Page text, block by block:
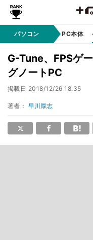
パソコンアップル PC本体
G-Tune、FPSゲ
グノートPC
掲載日 2018/12/26 18:35
著者： 早川厚志